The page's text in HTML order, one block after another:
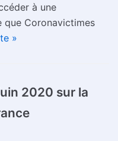
à une
que Coronavictimes
»
2020 sur la